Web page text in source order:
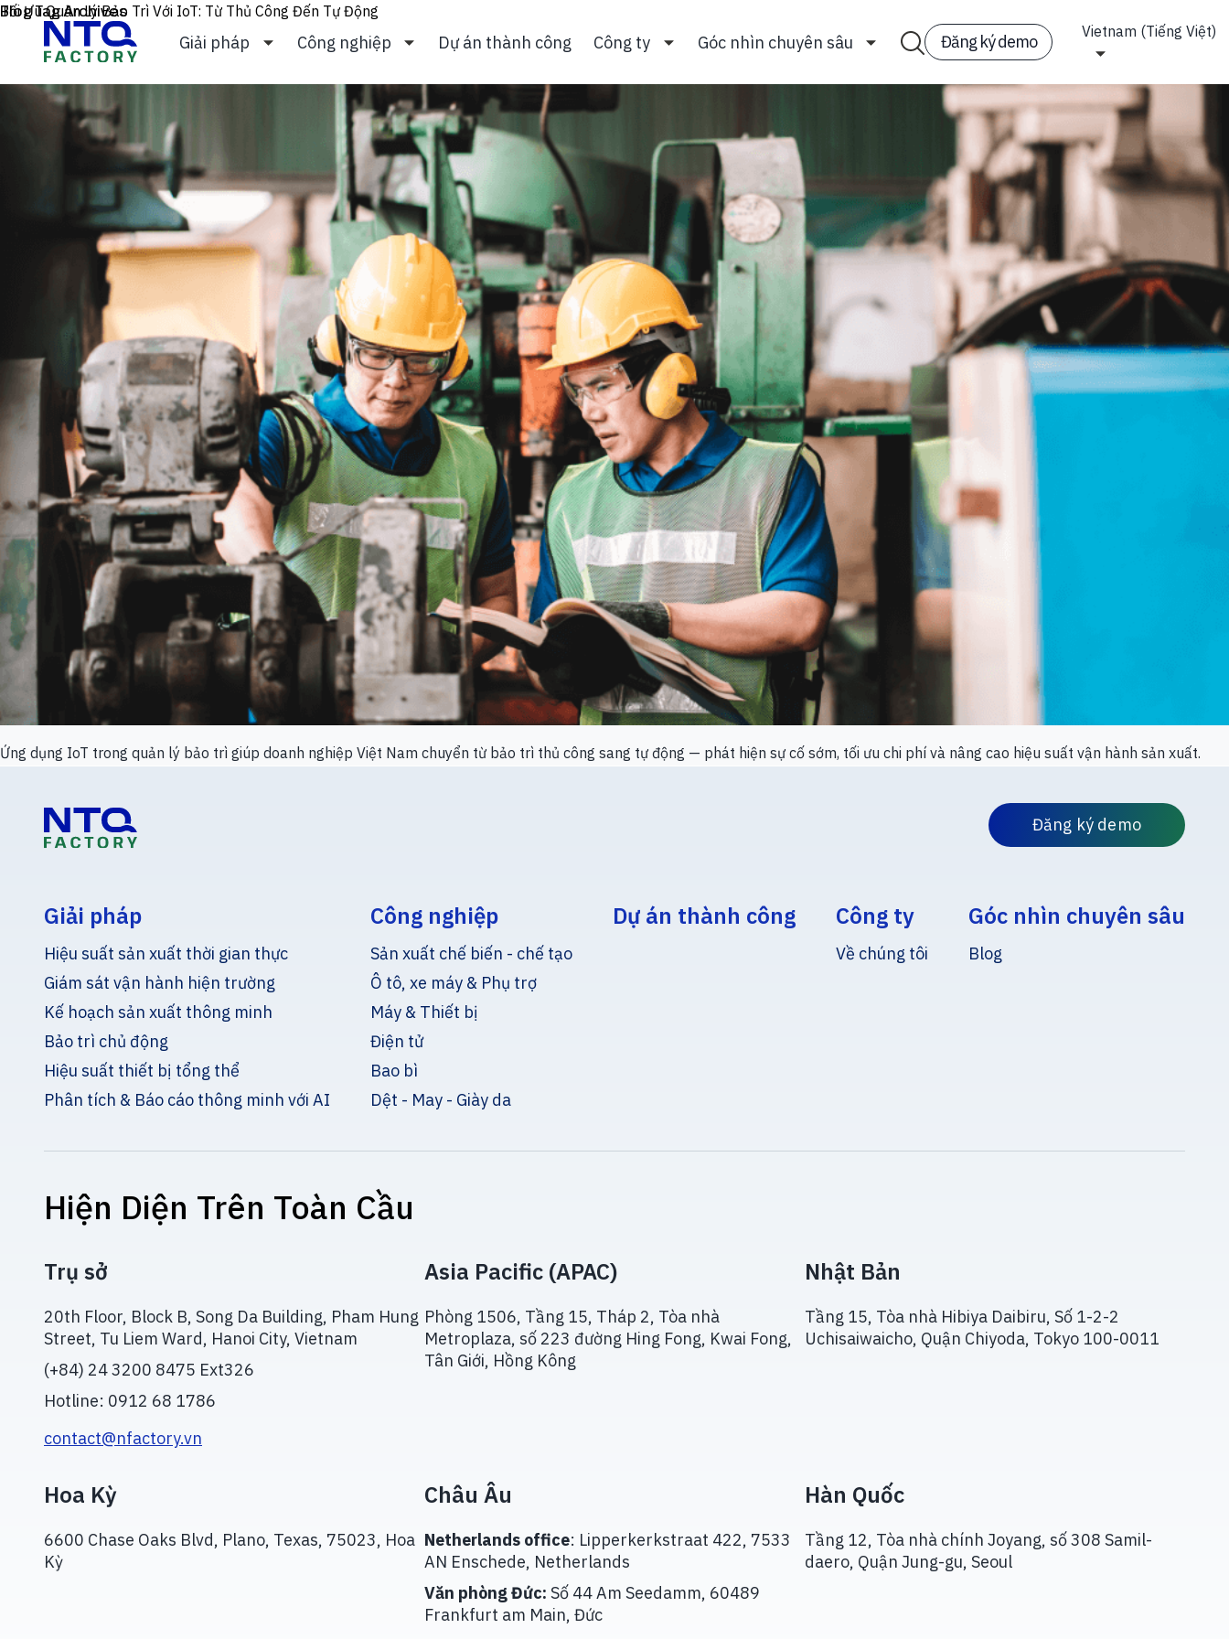
Skip to content
Giải pháp Công nghiệp Dự án thành công Công ty Góc nhìn chuyên sâu Đăng ký demo Vietnam (Tiếng Việt)
Blog Tag Archives
Tối Ưu Quản Lý Bảo Trì Với IoT: Từ Thủ Công Đến Tự Động
Ứng dụng IoT trong quản lý bảo trì giúp doanh nghiệp Việt Nam chuyển từ bảo trì thủ công sang tự động — phát hiện sự cố sớm, tối ưu chi phí và nâng cao hiệu suất vận hành sản xuất.
Đăng ký demo
Giải pháp
Hiệu suất sản xuất thời gian thực
Giám sát vận hành hiện trường
Kế hoạch sản xuất thông minh
Bảo trì chủ động
Hiệu suất thiết bị tổng thể
Phân tích & Báo cáo thông minh với AI
Công nghiệp
Sản xuất chế biến - chế tạo
Ô tô, xe máy & Phụ trợ
Máy & Thiết bị
Điện tử
Bao bì
Dệt - May - Giày da
Dự án thành công Công ty
Về chúng tôi
Góc nhìn chuyên sâu
Blog
Hiện Diện Trên Toàn Cầu
Trụ sở
20th Floor, Block B, Song Da Building, Pham Hung
Street, Tu Liem Ward, Hanoi City, Vietnam
(+84) 24 3200 8475 Ext326
Hotline: 0912 68 1786
contact@nfactory.vn
Asia Pacific (APAC)
Phòng 1506, Tầng 15, Tháp 2, Tòa nhà
Metroplaza, số 223 đường Hing Fong, Kwai Fong,
Tân Giới, Hồng Kông
Nhật Bản
Tầng 15, Tòa nhà Hibiya Daibiru, Số 1-2-2
Uchisaiwaicho, Quận Chiyoda, Tokyo 100-0011
Hoa Kỳ
6600 Chase Oaks Blvd, Plano, Texas, 75023, Hoa
Kỳ
Châu Âu
Netherlands office: Lipperkerkstraat 422, 7533
AN Enschede, Netherlands
Văn phòng Đức: Số 44 Am Seedamm, 60489
Frankfurt am Main, Đức
Hàn Quốc
Tầng 12, Tòa nhà chính Joyang, số 308 Samil-
daero, Quận Jung-gu, Seoul